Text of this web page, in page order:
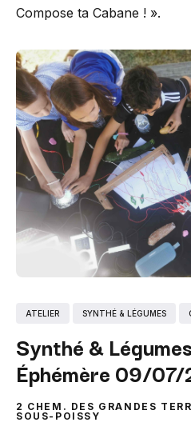
Compose ta Cabane ! ».
ATELIER SYNTHÉ & LÉGUMES
Synthé &
Éphémère 09/
2 CHEM. DES GRANDES
SOUS-POISSY